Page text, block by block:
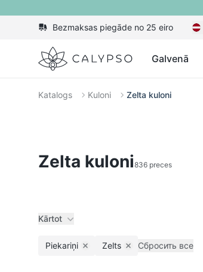
Bezmaksas piegāde no 25 eiro
Calypso Galvenā
Katalogs Kuloni Zelta kuloni
Zelta kuloni836 preces
Kārtot
Piekariņi Remove filter
Zelts Remove filter
Сбросить все